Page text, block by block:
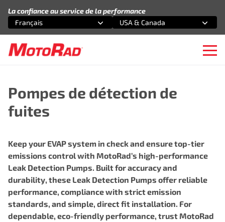
La confiance au service de la performance
Sélectionnez une option
Français
Sélectionnez une option
USA & Canada
Pompes de détection de
fuites
Keep your EVAP system in check and ensure top-tier
emissions control with MotoRad’s high-performance
Leak Detection Pumps. Built for accuracy and
durability, these Leak Detection Pumps offer reliable
performance, compliance with strict emission
standards, and simple, direct fit installation. For
dependable, eco-friendly performance, trust MotoRad